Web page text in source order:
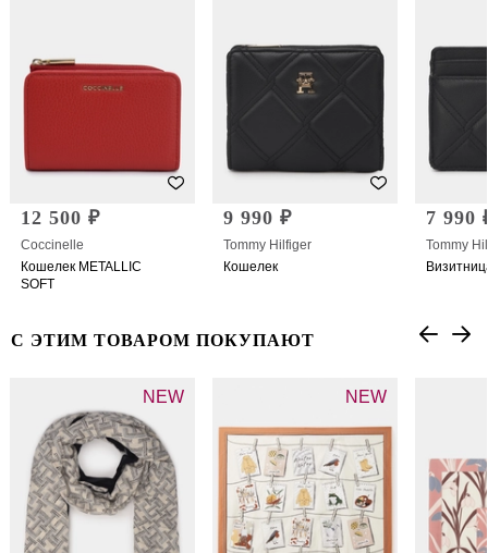
12 500 ₽
Coccinelle
Кошелек METALLIC
SOFT
9 990 ₽
Tommy Hilfiger
Кошелек
7 990
Tommy
С ЭТИМ ТОВАРОМ ПОКУПАЮТ
NEW NEW